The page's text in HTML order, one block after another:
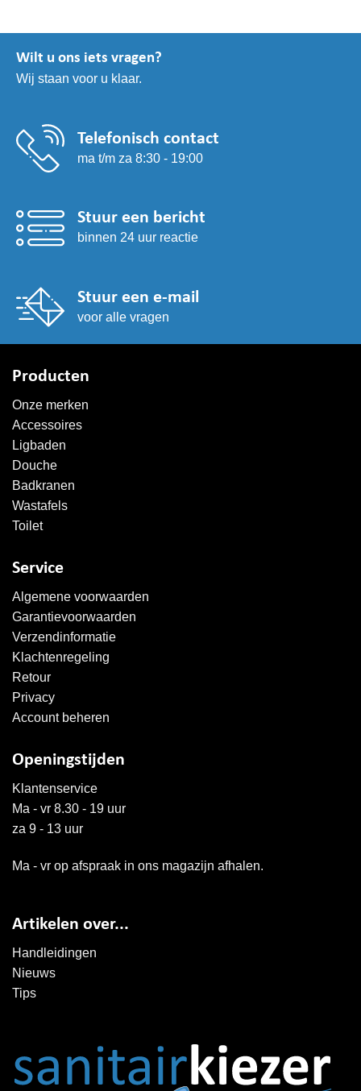
Wilt u ons iets vragen?
Wij staan voor u klaar.
Telefonisch contact
ma t/m za 8:30 - 19:00
Stuur een bericht
binnen 24 uur reactie
Stuur een e-mail
voor alle vragen
Producten
Onze merken
Accessoires
Ligbaden
Douche
Badkranen
Wastafels
Toilet
Service
Algemene voorwaarden
Garantievoorwaarden
Verzendinformatie
Klachtenregeling
Retour
Privacy
Account beheren
Openingstijden
Klantenservice
Ma - vr 8.30 - 19 uur
za 9 - 13 uur
Ma - vr op afspraak in ons magazijn afhalen.
Artikelen over...
Handleidingen
Nieuws
Tips